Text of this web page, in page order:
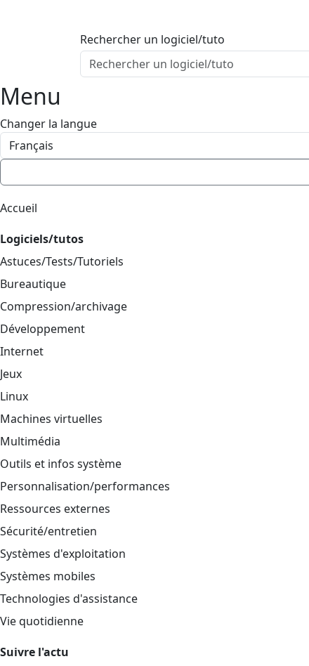
Contenu principal
Menu
Bas de page
Rechercher un logiciel/tuto
Menu
Changer la langue
Accueil
Logiciels/tutos
Astuces/Tests/Tutoriels
Bureautique
Compression/archivage
Développement
Internet
Jeux
Linux
Machines virtuelles
Multimédia
Outils et infos système
Personnalisation/performances
Ressources externes
Sécurité/entretien
Systèmes d'exploitation
Systèmes mobiles
Technologies d'assistance
Vie quotidienne
Suivre l'actu